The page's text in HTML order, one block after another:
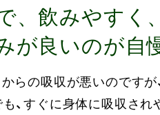
、飲みやすく、
が良いのが自
らの吸収が悪いのですが
、すぐに身体に吸収され